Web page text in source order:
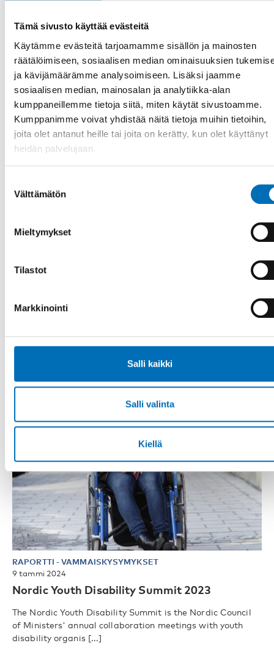
Tämä sivusto käyttää evästeitä
Käytämme evästeitä tarjoamamme sisällön ja mainosten
räätälöimiseen, sosiaalisen median ominaisuuksien
ja kävijämäärämme analysoimiseen. Lisäksi jaamme
sosiaalisen median, mainosalan ja analytiikka-alan
kumppaneillemme tietoja siitä, miten käytät sivustoamme.
Kumppanimme voivat yhdistää näitä tietoja muihin tietoihin,
joita olet antanut heille tai joita on kerätty, kun olet käyttänyt
heidän palvelujaan.
valinta
Välttämätön
Mieltymykset
Tilastot
Markkinointi
Salli kaikki
Salli valinta
Kiellä
RAPORTTI- KUUROSOKEUS
Re-CHARGE – Voices about living with
CHARGE syndrome
Given the right support, persons with CHARGE syndrome
RAPORTTI -VAMMAISKYSYMYKSET
9 tammi 2024
Nordic Youth Disability Summit 2023
The Nordic Youth Disability Summit is the Nordic Council
of Ministers' annual collaboration meetings with youth
disability organis [...]